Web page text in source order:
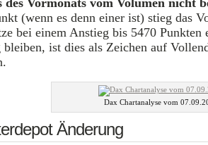
des Vormonats vom Volumen nicht
(wenn es denn einer ist) stieg das
bei einem Anstieg bis 5470 Punkten
bleiben, ist dies als Zeichen auf
Dax Chartanalyse vom
Änderung